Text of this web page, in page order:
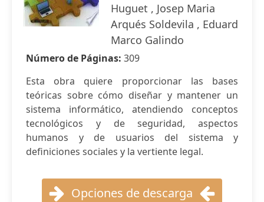
Huguet , Josep Maria
Arqués Soldevila , Eduard
Marco Galindo
Número de Páginas: 309
Esta obra quiere proporcionar las bases
teóricas sobre cómo diseñar y mantener un
sistema informático, atendiendo conceptos
tecnológicos y de seguridad, aspectos
humanos y de usuarios del sistema y
definiciones sociales y la vertiente legal.
Opciones de descarga